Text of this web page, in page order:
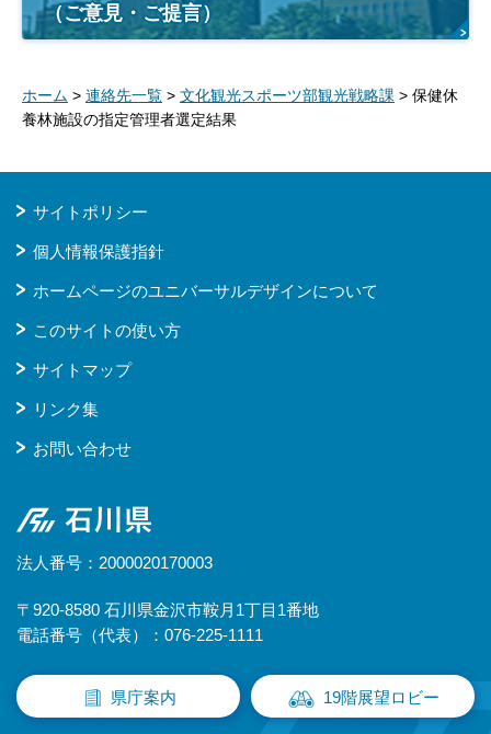
（ご意見・ご提言）
ホーム > 連絡先一覧 > 文化観光スポーツ部観光戦略課 > 保健休
養林施設の指定管理者選定結果
サイトポリシー
個人情報保護指針
ホームページのユニバーサルデザインについて
このサイトの使い方
サイトマップ
リンク集
お問い合わせ
石川県
法人番号：2000020170003
〒920-8580 石川県金沢市鞍月1丁目1番地
電話番号（代表）：076-225-1111
県庁案内 19階展望ロビー